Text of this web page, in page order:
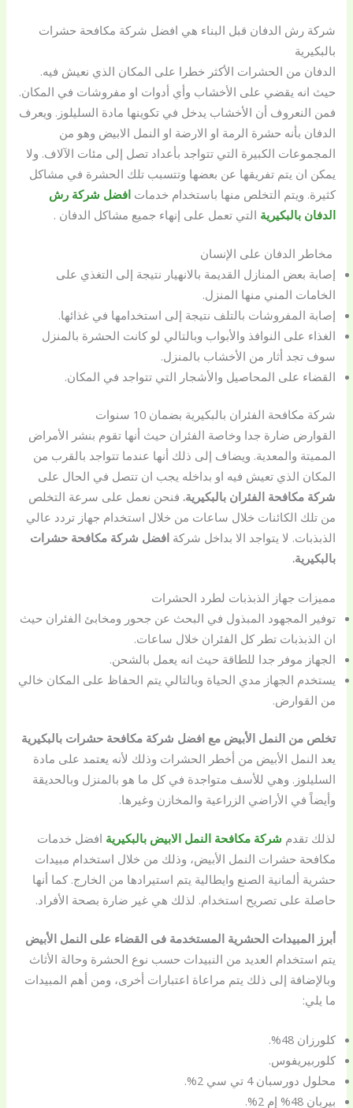
شركة رش الدفان قبل البناء هي افضل شركة مكافحة حشرات
بالبكيرية
الدفان من الحشرات الأكثر خطرا على المكان الذي نعيش فيه.
حيث انه يقضي على الأخشاب وأي أدوات او مفروشات في المكان.
فمن النعروف أن الأخشاب يدخل في تكوينها مادة السليلوز. ويعرف
الدفان بأنه حشرة الرمة او الارضة او النمل الابيض وهو من
المجموعات الكبيرة التي تتواجد بأعداد تصل إلى مئات الآلاف. ولا
يمكن ان يتم تفريقها عن بعضها وتتسبب تلك الحشرة في مشاكل
كثيرة. ويتم التخلص منها باستخدام خدماتافضل شركة رش
الدفان بالبكيرية التي تعمل على إنهاء جميع مشاكل الدفان .
مخاطر الدفان على الإنسان
إصابة بعض المنازل القديمة بالانهيار نتيجة إلى التغذي على
الخامات المني منها المنزل.
إصابة المفروشات بالتلف نتيجة إلى استخدامها في غذائها.
الغذاء على النوافذ والأبواب وبالتالي لو كانت الحشرة بالمنزل
سوف تجد أثار من الأخشاب بالمنزل.
القضاء على المحاصيل والأشجار التي تتواجد في المكان.
شركة مكافحة الفئران بالبكيرية بضمان 10 سنوات
القوارض ضارة جدا وخاصة الفئران حيث أنها تقوم بنشر الأمراض
المميتة والمعدية. ويضاف إلى ذلك أنها عندما تتواجد بالقرب من
المكان الذي تعيش فيه او بداخله يجب ان تتصل في الحال على
شركة مكافحة الفئران بالبكيرية. فنحن نعمل على سرعة التخلص
من تلك الكائنات خلال ساعات من خلال استخدام جهاز تردد عالي
الذبذبات. لا يتواجد الا بداخل شركةافضل شركة مكافحة حشرات
بالبكيرية.
مميزات جهاز الذبذبات لطرد الحشرات
توفير المجهود المبذول في البحث عن جحور ومخابئ الفئران حيث
ان الذبذبات تطر كل الفئران خلال ساعات.
الجهاز موفر جدا للطاقة حيث انه يعمل بالشحن.
يستخدم الجهاز مدي الحياة وبالتالي يتم الحفاظ على المكان خالي
من القوارض.
تخلص من النمل الأبيض معافضل شركة مكافحة حشرات بالبكيرية
يعد النمل الأبيض من أخطر الحشرات وذلك لأنه يعتمد على مادة
السليلوز. وهي للأسف متواجدة في كل ما هو بالمنزل وبالحديقة
وأيضاً في الأراضي الزراعية والمخازن وغيرها.
لذلك تقدم شركة مكافحة النمل الابيض بالبكيرية افضل خدمات
مكافحة حشرات النمل الأبيض، وذلك من خلال استخدام مبيدات
حشرية ألمانية الصنع وايطالية يتم استيرادها من الخارج. كما أنها
حاصلة على تصريح استخدام. لذلك هي غير ضارة بصحة الأفراد.
أبرز المبيدات الحشرية المستخدمة فى القضاء على النمل الأبيض
يتم استخدام العديد من النبيدات حسب نوع الحشرة وحالة الأثاث
وبالإضافة إلى ذلك يتم مراعاة اعتبارات أخرى، ومن أهم المبيدات
ما يلي:
كلورزان 48%.
كلوربيريفوس.
محلول دورسبان 4 تي سي 2%.
بيربان 48% إم 2%.